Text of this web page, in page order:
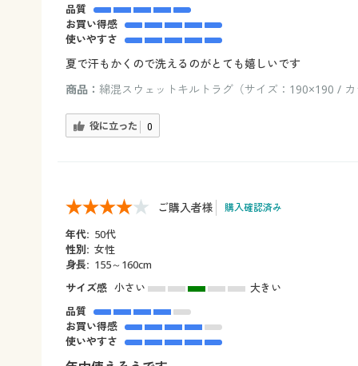
品質
お買い得感
使いやすさ
夏で汗もかくので洗えるのがとても嬉しいです
商品： 綿混スウェットキルトラグ（サイズ：190×190 /
役に立った 0
ご購入者様 購入確認済み
年代: 50代
性別: 女性
身長: 155～160cm
サイズ感 小さい
大きい
品質
お買い得感
使いやすさ